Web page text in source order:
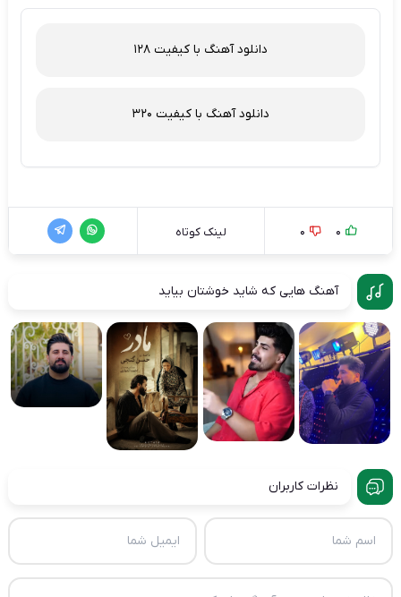
دانلود آهنگ با کیفیت 128
دانلود آهنگ با کیفیت 320
0
0 لینک کوتاه
آهنگ هایی که شاید خوشتان بیاید
نظرات کاربران